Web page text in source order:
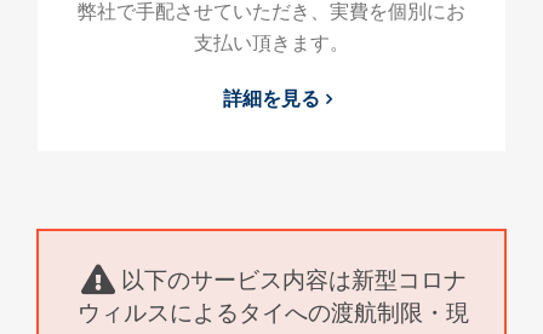
弊社で手配させていただき、実費を個別にお
支払い頂きます。
詳細を見る
以下のサービス内容は新型コロナ
ウィルスによるタイへの渡航制限・現